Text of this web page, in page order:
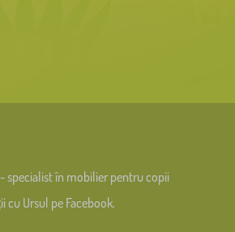
- specialist în mobilier pentru copii
cu Ursul pe Facebook.